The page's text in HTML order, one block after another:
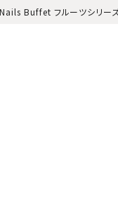
Nails Buffet フルーツシリー